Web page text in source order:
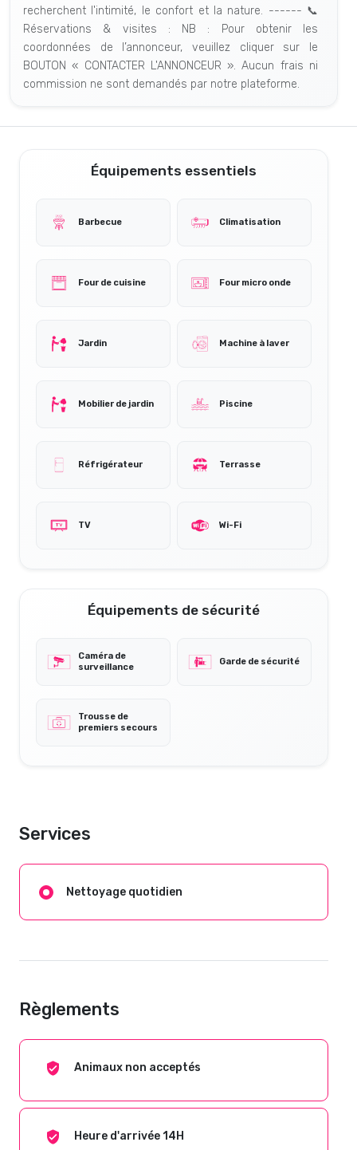
recherchent l'intimité, le confort et la nature. ------ 📞
Réservations & visites : NB : Pour obtenir les
coordonnées de l’annonceur, veuillez cliquer sur le
BOUTON « CONTACTER L'ANNONCEUR ». Aucun frais ni
commission ne sont demandés par notre plateforme.
Équipements essentiels
Barbecue Climatisation
Four de cuisine Four micro onde
Jardin Machine à laver
Mobilier de jardin Piscine
Réfrigérateur Terrasse
TV Wi-Fi
Équipements de sécurité
Caméra de
surveillance
Garde de sécurité
Trousse de
premiers secours
Services
Nettoyage quotidien
Règlements
Animaux non acceptés
Heure d'arrivée 14H